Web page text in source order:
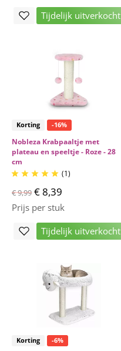
Tijdelijk uitverkocht
Korting -16%
Nobleza Krabpaaltje met
plateau en speeltje - Roze - 28
cm
     (1)
€ 9,99 € 8,39
Prijs per stuk
Tijdelijk uitverkocht
Korting -6%